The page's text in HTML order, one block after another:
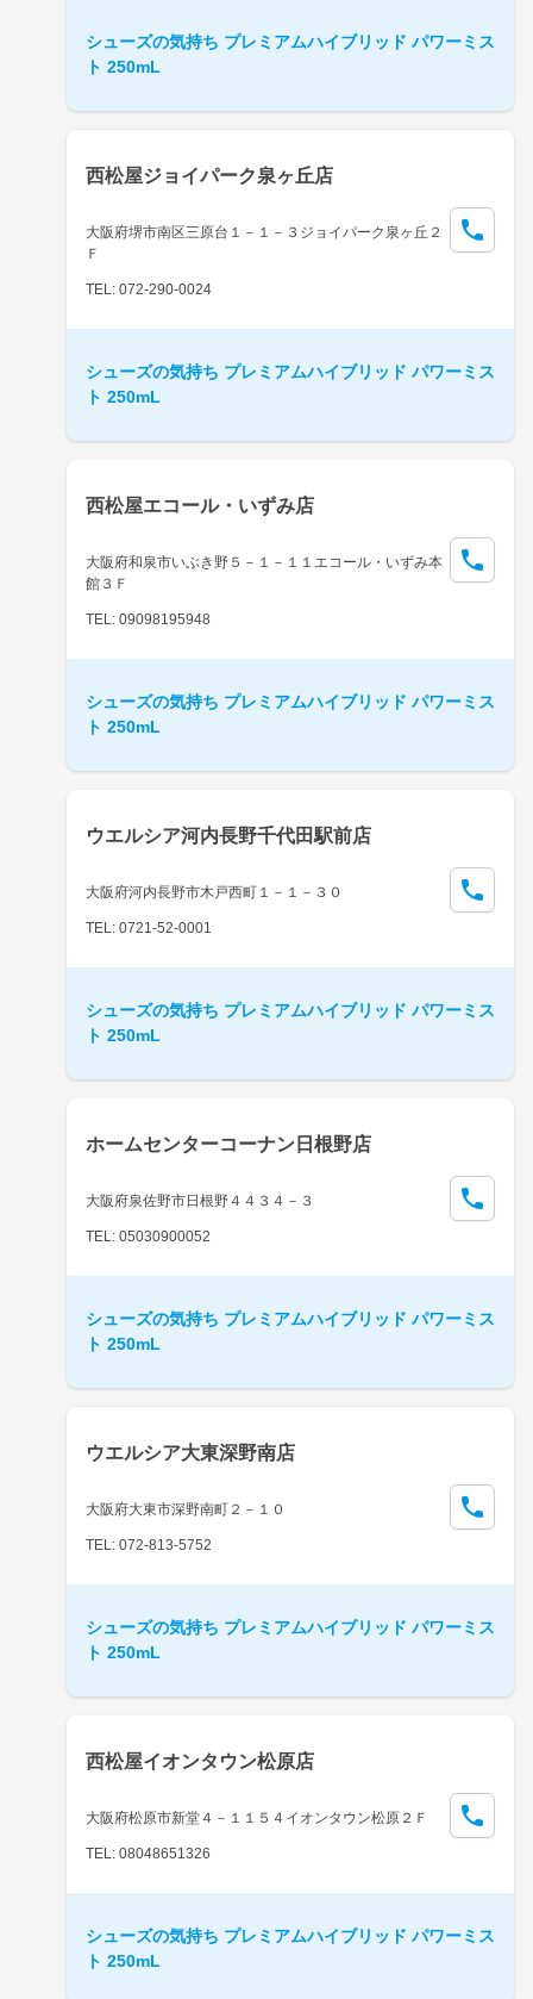
シューズの気持ち プレミアムハイブリッド パワーミス
ト 250mL
西松屋ジョイパーク泉ヶ丘店
大阪府堺市南区三原台１－１－３ジョイパーク泉ヶ丘２
Ｆ
TEL: 072-290-0024
シューズの気持ち プレミアムハイブリッド パワーミス
ト 250mL
西松屋エコール・いずみ店
大阪府和泉市いぶき野５－１－１１エコール・いずみ本
館３Ｆ
TEL: 09098195948
シューズの気持ち プレミアムハイブリッド パワーミス
ト 250mL
ウエルシア河内長野千代田駅前店
大阪府河内長野市木戸西町１－１－３０
TEL: 0721-52-0001
シューズの気持ち プレミアムハイブリッド パワーミス
ト 250mL
ホームセンターコーナン日根野店
大阪府泉佐野市日根野４４３４－３
TEL: 05030900052
シューズの気持ち プレミアムハイブリッド パワーミス
ト 250mL
ウエルシア大東深野南店
大阪府大東市深野南町２－１０
TEL: 072-813-5752
シューズの気持ち プレミアムハイブリッド パワーミス
ト 250mL
西松屋イオンタウン松原店
大阪府松原市新堂４－１１５４イオンタウン松原２Ｆ
TEL: 08048651326
シューズの気持ち プレミアムハイブリッド パワーミス
ト 250mL